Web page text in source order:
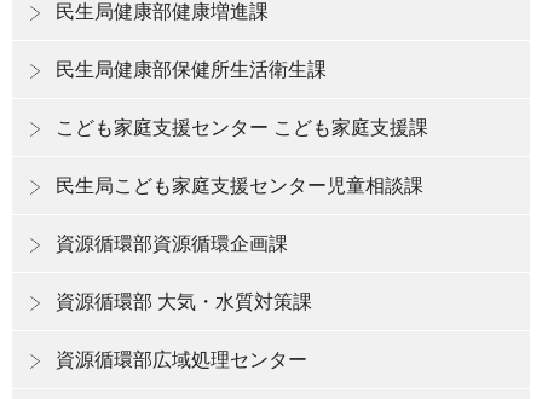
民生局健康部健康増進課
民生局健康部保健所生活衛生課
こども家庭支援センター こども家庭支援課
民生局こども家庭支援センター児童相談課
資源循環部資源循環企画課
資源循環部 大気・水質対策課
資源循環部広域処理センター